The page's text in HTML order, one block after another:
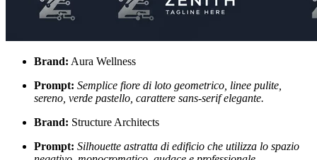
Brand: Aura Wellness
Prompt: Semplice fiore di loto geometrico, linee pulite,
sereno, verde pastello, carattere sans-serif elegante.
Brand: Structure Architects
Prompt: Silhouette astratta di edificio che utilizza lo spazio